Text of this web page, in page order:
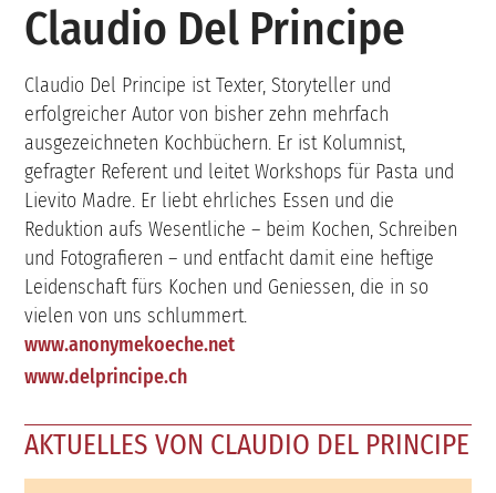
Claudio Del Principe
Claudio Del Principe ist Texter, Storyteller und
erfolgreicher Autor von bisher zehn mehrfach
ausgezeichneten Kochbüchern. Er ist Kolumnist,
gefragter Referent und leitet Workshops für Pasta und
Lievito Madre. Er liebt ehrliches Essen und die
Reduktion aufs Wesentliche – beim Kochen, Schreiben
und Fotografieren – und entfacht damit eine heftige
Leidenschaft fürs Kochen und Geniessen, die in so
vielen von uns schlummert.
www.anonymekoeche.net
www.delprincipe.ch
AKTUELLES VON CLAUDIO DEL PRINCIPE